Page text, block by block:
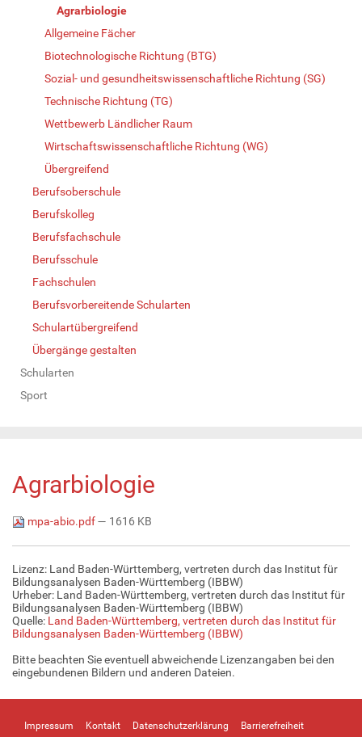
Agrarbiologie
Allgemeine Fächer
Biotechnologische Richtung (BTG)
Sozial- und gesundheitswissenschaftliche Richtung (SG)
Technische Richtung (TG)
Wettbewerb Ländlicher Raum
Wirtschaftswissenschaftliche Richtung (WG)
Übergreifend
Berufsoberschule
Berufskolleg
Berufsfachschule
Berufsschule
Fachschulen
Berufsvorbereitende Schularten
Schulartübergreifend
Übergänge gestalten
Schularten
Sport
Agrarbiologie
mpa-abio.pdf— 1616 KB
Lizenz: Land Baden-Württemberg, vertreten durch das Institut für
Bildungsanalysen Baden-Württemberg (IBBW)
Urheber: Land Baden-Württemberg, vertreten durch das Institut für
Bildungsanalysen Baden-Württemberg (IBBW)
Quelle: Land Baden-Württemberg, vertreten durch das Institut für
Bildungsanalysen Baden-Württemberg (IBBW)
Bitte beachten Sie eventuell abweichende Lizenzangaben bei den
eingebundenen Bildern und anderen Dateien.
Impressum Kontakt Datenschutzerklärung Barrierefreiheit